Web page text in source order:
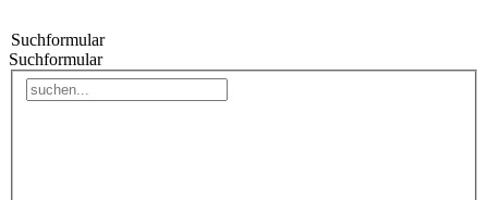
Suchformular
Suchformular